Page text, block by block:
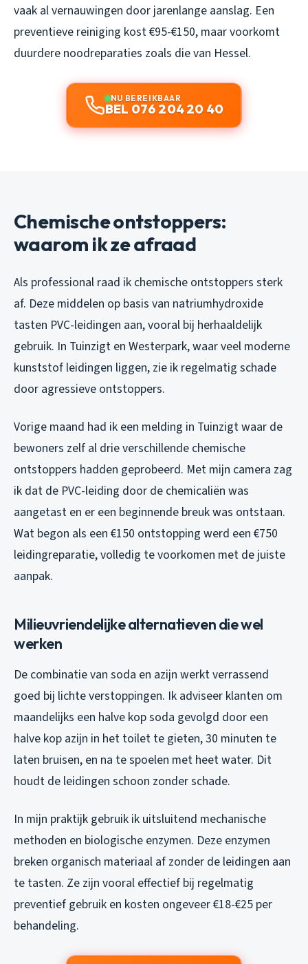
vaak al vernauwingen door jarenlange aanslag. Een
preventieve reiniging kost €95-€150, maar voorkomt
duurdere noodreparaties zoals die van Hessel.
NU BEREIKBAAR
BEL 076 204 20 40
Chemische ontstoppers:
waarom ik ze afraad
Als professional raad ik chemische ontstoppers sterk
af. Deze middelen op basis van natriumhydroxide
tasten PVC-leidingen aan, vooral bij herhaaldelijk
gebruik. In Tuinzigt en Westerpark, waar veel moderne
kunststof leidingen liggen, zie ik regelmatig schade
door agressieve ontstoppers.
Vorige maand had ik een melding in Tuinzigt waar de
bewoners zelf al drie verschillende chemische
ontstoppers hadden geprobeerd. Met mijn camera zag
ik dat de PVC-leiding door de chemicaliën was
aangetast en er een beginnende breuk was ontstaan.
Wat begon als een €150 ontstopping werd een €750
leidingreparatie, volledig te voorkomen met de juiste
aanpak.
Milieuvriendelijke alternatieven die wel
werken
De combinatie van soda en azijn werkt verrassend
goed bij lichte verstoppingen. Ik adviseer klanten om
maandelijks een halve kop soda gevolgd door een
halve kop azijn in het toilet te gieten, 30 minuten te
laten bruisen, en na te spoelen met heet water. Dit
houdt de leidingen schoon zonder schade.
In mijn praktijk gebruik ik uitsluitend mechanische
methoden en biologische enzymen. Deze enzymen
breken organisch materiaal af zonder de leidingen aan
te tasten. Ze zijn vooral effectief bij regelmatig
preventief gebruik en kosten ongeveer €18-€25 per
behandeling.